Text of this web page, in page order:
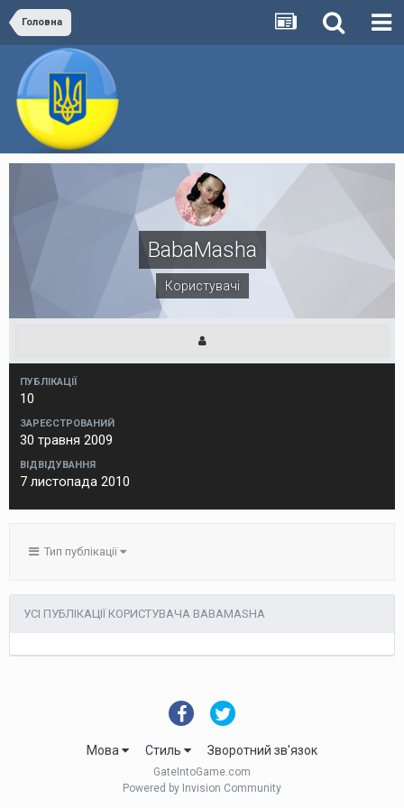
Головна
BabaMasha
Користувачі
ПУБЛІКАЦІЇ
10
ЗАРЕЄСТРОВАНИЙ
30 травня 2009
ВІДВІДУВАННЯ
7 листопада 2010
Тип публікації
УСІ ПУБЛІКАЦІЇ КОРИСТУВАЧА BABAMASHA
Мова Стиль Зворотний зв'язок
GateIntoGame.com
Powered by Invision Community